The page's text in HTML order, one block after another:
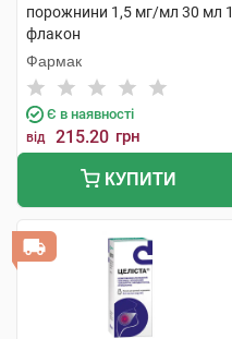
порожнини 1,5 мг/мл 30 мл 1
флакон
Фармак
Є в наявності
від 215.20 грн
КУПИТИ